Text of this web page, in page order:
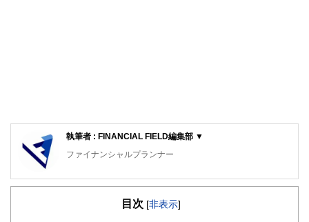
執筆者 : FINANCIAL FIELD編集部 ▼
ファイナンシャルプランナー
FinancialField編集部は、金融、経済に関する記事を、日々
知識がない方でも理解できるようわかりやすく発信していま
目次 [非表示]